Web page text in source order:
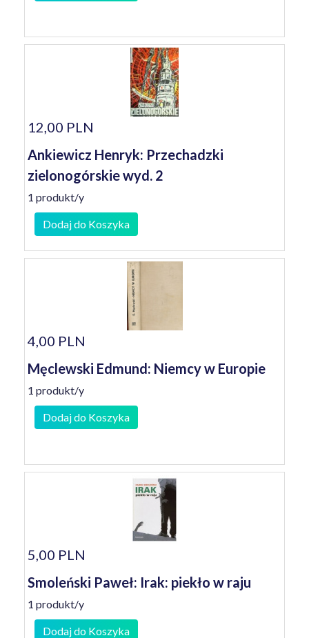
12,00 PLN
Ankiewicz Henryk: Przechadzki
zielonogórskie wyd. 2
1 produkt/y
Dodaj do Koszyka
4,00 PLN
Męclewski Edmund: Niemcy w Europie
1 produkt/y
Dodaj do Koszyka
5,00 PLN
Smoleński Paweł: Irak: piekło w raju
1 produkt/y
Dodaj do Koszyka